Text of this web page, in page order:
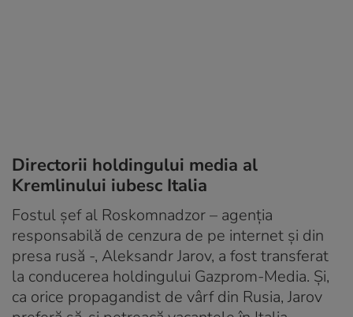
Directorii holdingului media al
Kremlinului iubesc Italia
Fostul șef al Roskomnadzor – agenția
responsabilă de cenzura de pe internet și din
presa rusă -, Aleksandr Jarov, a fost transferat
la conducerea holdingului Gazprom-Media. Și,
ca orice propagandist de vârf din Rusia, Jarov